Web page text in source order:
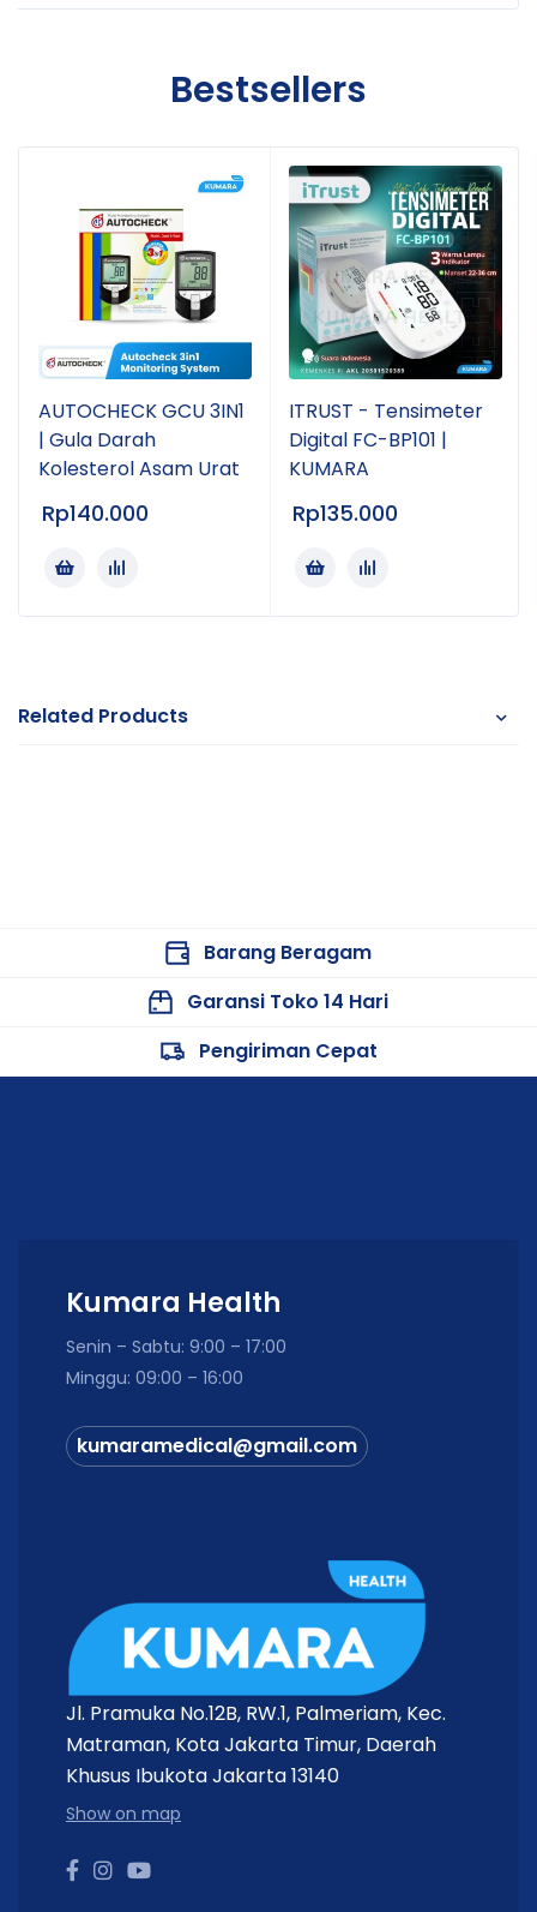
Bestsellers
AUTOCHECK GCU 3IN1
| Gula Darah
Kolesterol Asam Urat
Rp140.000
ITRUST - Tensimeter
Digital FC-BP101 |
KUMARA
Rp135.000
Related Products
Barang Beragam
Garansi Toko 14 Hari
Pengiriman Cepat
Kumara Health
Senin – Sabtu: 9:00 – 17:00
Minggu: 09:00 – 16:00
kumaramedical@gmail.com
Jl. Pramuka No.12B, RW.1, Palmeriam, Kec.
Matraman, Kota Jakarta Timur, Daerah
Khusus Ibukota Jakarta 13140
Show on map